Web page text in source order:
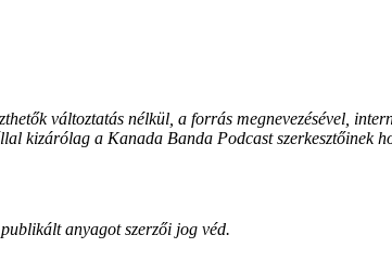
változtatás nélkül, a forrás megnevezésével,
kizárólag a Kanada Banda Podcast szerkesztőinek
anyagot szerzői jog véd.